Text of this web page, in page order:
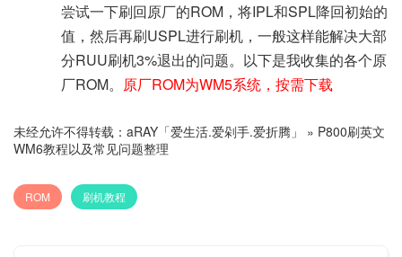
尝试一下刷回原厂的ROM，将IPL和SPL降回初始的
值，然后再刷USPL进行刷机，一般这样能解决大部
分RUU刷机3%退出的问题。以下是我收集的各个原
厂ROM。 原厂ROM为WM5系统，按需下载
未经允许不得转载： aRAY「爱生活.爱剁手.爱折腾」 » P800刷英文
WM6教程以及常见问题整理
ROM 刷机教程